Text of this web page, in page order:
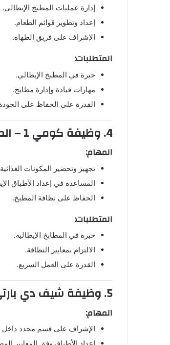
إدارة عمليات المطبخ الإيطالي.
إعداد وتطوير قوائم الطعام.
الإشراف على فريق الطهاة.
المتطلبات:
خبرة في المطبخ الإيطالي.
مهارات قيادة وإدارة مطابخ.
القدرة على الحفاظ على
4. وظيفة كومي 1 – المطبخ الإيطالي لدى
المهام:
تجهيز وتحضير المكونات
المساعدة في إعداد الأطباق
الحفاظ على نظافة المطبخ.
المتطلبات:
خبرة في المطابخ الإيطالية.
الالتزام بمعايير النظافة.
القدرة على العمل السريع.
5. وظيفة شيف دي بارتي (CDP) – إيطالي لدى
المهام:
الإشراف على قسم محدد داخل